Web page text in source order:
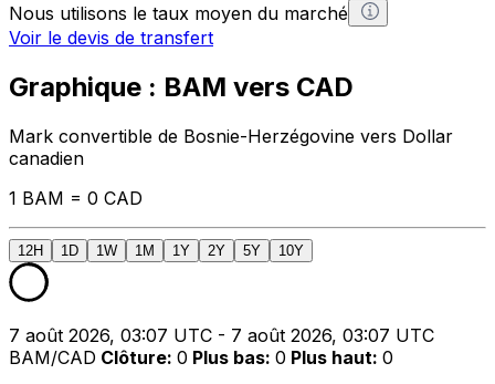
Nous utilisons le taux moyen du marché
Voir le devis de transfert
Graphique : BAM vers CAD
Mark convertible de Bosnie-Herzégovine vers Dollar
canadien
1 BAM = 0 CAD
12H 1D 1W 1M 1Y 2Y 5Y 10Y
7 août 2026, 03:07 UTC - 7 août 2026, 03:07 UTC
BAM/CAD Clôture: 0 Plus bas: 0 Plus haut: 0